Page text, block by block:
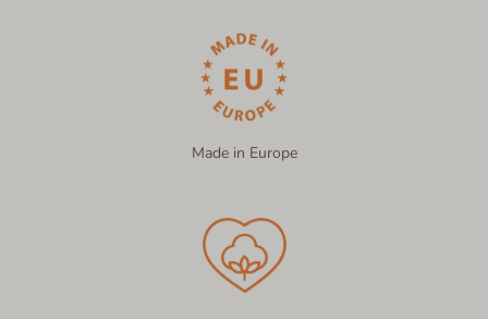
Made in Europe